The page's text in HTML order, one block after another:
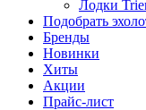
Лодки
Подобрать
Бренды
Новинки
Хиты
Акции
Прайс-лист